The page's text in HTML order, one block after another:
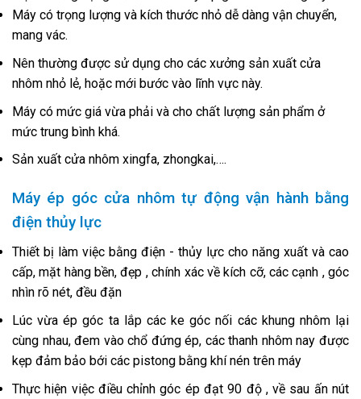
Máy có trọng lượng và kích thước nhỏ dễ dàng vận chuyển,
mang vác.
Nên thường được sử dụng cho các xưởng sản xuất cửa
nhôm nhỏ lẻ, hoặc mới bước vào lĩnh vực này.
Máy có mức giá vừa phải và cho chất lượng sản phẩm ở
mức trung bình khá.
Sản xuất cửa nhôm xingfa, zhongkai,….
Máy ép góc cửa nhôm tự động vận hành bằng
điện thủy lực
Thiết bị làm việc bằng điện - thủy lực cho năng xuất và cao
cấp, mặt hàng bền, đẹp , chính xác về kích cỡ, các cạnh , góc
nhìn rõ nét, đều đặn
Lúc vừa ép góc ta lắp các ke góc nối các khung nhôm lại
cùng nhau, đem vào chổ đứng ép, các thanh nhôm nay được
kẹp đảm bảo bới các pistong bằng khí nén trên máy
Thực hiện việc điều chỉnh góc ép đạt 90 độ , về sau ấn nút